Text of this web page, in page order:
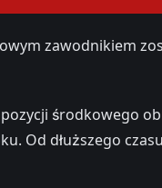
zawodnikiem
środkowego
Od dłuższego